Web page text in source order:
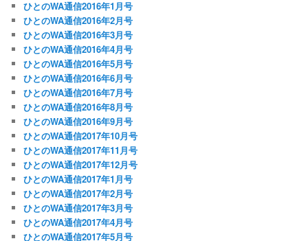
ひとのWA通信2016年1月号
ひとのWA通信2016年2月号
ひとのWA通信2016年3月号
ひとのWA通信2016年4月号
ひとのWA通信2016年5月号
ひとのWA通信2016年6月号
ひとのWA通信2016年7月号
ひとのWA通信2016年8月号
ひとのWA通信2016年9月号
ひとのWA通信2017年10月号
ひとのWA通信2017年11月号
ひとのWA通信2017年12月号
ひとのWA通信2017年1月号
ひとのWA通信2017年2月号
ひとのWA通信2017年3月号
ひとのWA通信2017年4月号
ひとのWA通信2017年5月号